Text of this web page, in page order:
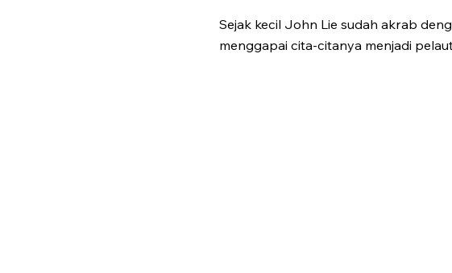
Sejak kecil John Lie sudah akrab
menggapai cita-citanya menjadi